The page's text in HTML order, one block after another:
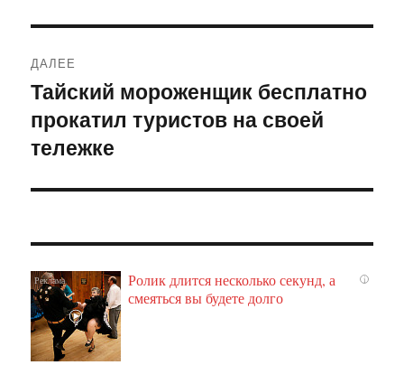
ДАЛЕЕ
Следующая
запись:
Тайский мороженщик бесплатно
прокатил туристов на своей
тележке
i
Ролик длится несколько секунд, а
смеяться вы будете долго